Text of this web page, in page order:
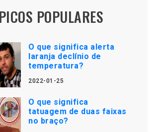
POPULARES
O que significa alerta
laranja declínio de
temperatura?
2022-01-25
O que significa
tatuagem de duas faixas
no braço?